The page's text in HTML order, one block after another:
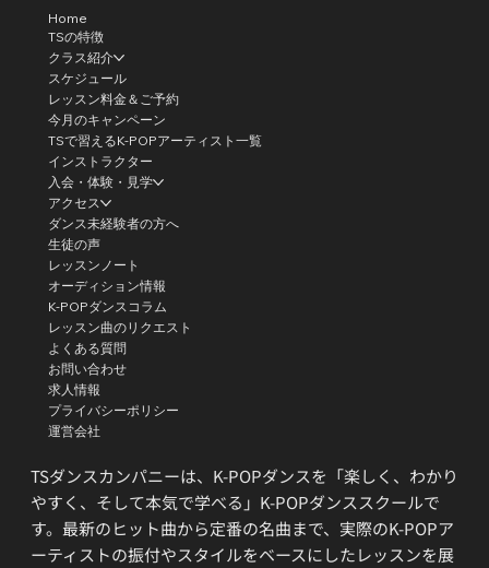
TSダンスカンパニーは、K-POPダンスを「楽しく、わかり
やすく、そして本気で学べる」K-POPダンススクールで
す。最新のヒット曲から定番の名曲まで、実際のK-POPア
ーティストの振付やスタイルをベースにしたレッスンを展
Home
TSの特徴
クラス紹介
スケジュール
レッスン料金＆ご予約
今月のキャンペーン
TSで習えるK-POPアーティスト一覧
インストラクター
入会・体験・見学
アクセス
ダンス未経験者の方へ
生徒の声
レッスンノート
オーディション情報
K-POPダンスコラム
レッスン曲のリクエスト
よくある質問
お問い合わせ
求人情報
プライバシーポリシー
運営会社